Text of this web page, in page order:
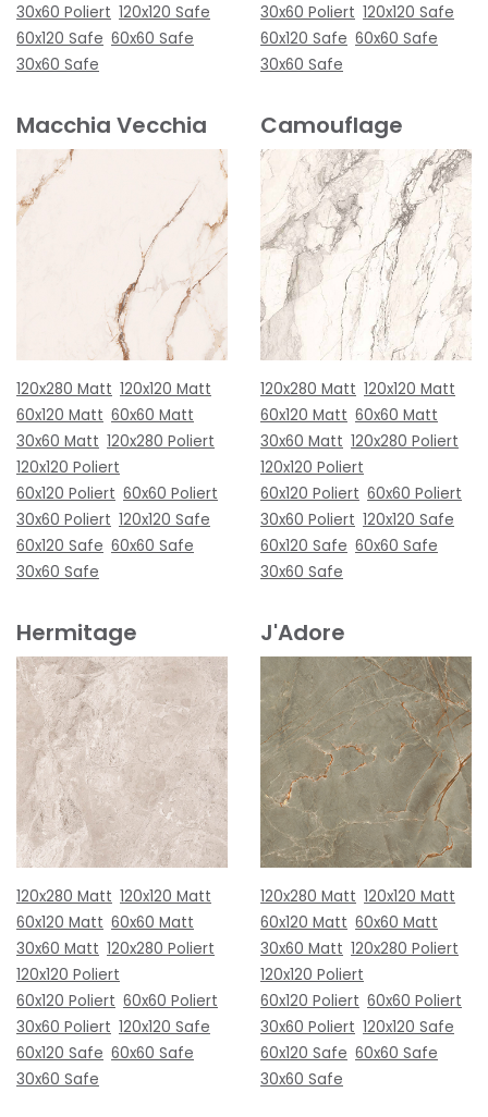
30x60 Poliert 120x120 Safe
60x120 Safe 60x60 Safe
30x60 Safe
30x60 Poliert 120x120 Safe
60x120 Safe 60x60 Safe
30x60 Safe
Macchia Vecchia
120x280 Matt 120x120 Matt
60x120 Matt 60x60 Matt
30x60 Matt 120x280 Poliert
120x120 Poliert
60x120 Poliert 60x60 Poliert
30x60 Poliert 120x120 Safe
60x120 Safe 60x60 Safe
30x60 Safe
Camouflage
120x280 Matt 120x120 Matt
60x120 Matt 60x60 Matt
30x60 Matt 120x280 Poliert
120x120 Poliert
60x120 Poliert 60x60 Poliert
30x60 Poliert 120x120 Safe
60x120 Safe 60x60 Safe
30x60 Safe
Hermitage
120x280 Matt 120x120 Matt
60x120 Matt 60x60 Matt
30x60 Matt 120x280 Poliert
120x120 Poliert
60x120 Poliert 60x60 Poliert
30x60 Poliert 120x120 Safe
60x120 Safe 60x60 Safe
30x60 Safe
J'Adore
120x280 Matt 120x120 Matt
60x120 Matt 60x60 Matt
30x60 Matt 120x280 Poliert
120x120 Poliert
60x120 Poliert 60x60 Poliert
30x60 Poliert 120x120 Safe
60x120 Safe 60x60 Safe
30x60 Safe